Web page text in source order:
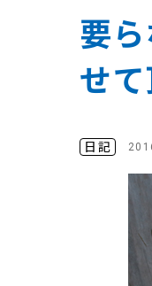
要
せて
日記